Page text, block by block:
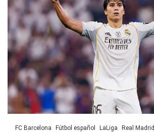
FC Barcelona Fútbol español LaLiga Real Madrid